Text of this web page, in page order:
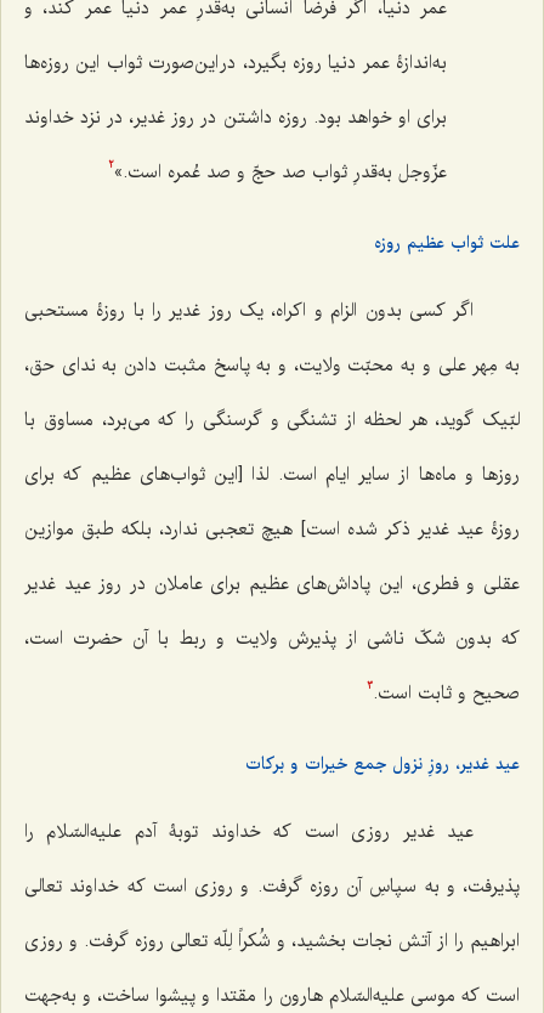
عمر دنیا، اگر فرضاً انسانى به‌قدرِ عمر دنیا عمر کند، و
به‌اندازۀ عمر دنیا روزه بگیرد، در این‌صورت ثواب این روزه‌ها
براى او خواهد بود. روزه داشتن در روز غدیر، در نزد خداوند
عزّوجل به‌قدرِ ثواب صد حجّ و صد عُمره است‌.»2
علت ثواب عظیم روزه
اگر کسى بدون الزام و اکراه، یک روز غدیر را با روزۀ مستحبى
به مِهر على و به محبّت ولایت، و به پاسخ مثبت دادن به نداى حق،
لبّیک گوید، هر لحظه از تشنگى و گرسنگى را که مى‌برد، مساوق با
روزها و ماه‌ها از سایر ایام است. لذا [این ثواب‌های عظیم که برای
روزۀ عید غدیر ذکر شده است] هیچ تعجبى ندارد، بلکه طبق موازین
عقلی و فطری، این پاداش‌هاى عظیم براى عاملان در روز عید غدیر
که بدون شکّ ناشى از پذیرش ولایت و ربط با آن حضرت است،
صحیح و ثابت است.3
عید غدیر، روزِ نزول جمع خیرات و برکات
عید غدیر روزى است که خداوند توبۀ آدم علیه‌السّلام را
پذیرفت، و به سپاسِ آن روزه گرفت. و روزى است که خداوند تعالى
ابراهیم را از آتش نجات بخشید، و شُکراً لِلّه تعالى روزه گرفت. و روزى
است که موسى علیه‌السّلام هارون را مقتدا و پیشوا ساخت، و به‌جهت